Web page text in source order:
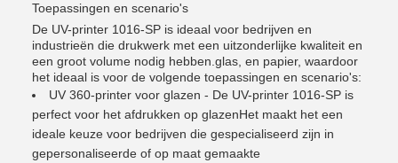
Toepassingen en scenario's
De UV-printer 1016-SP is ideaal voor bedrijven en
industrieën die drukwerk met een uitzonderlijke kwaliteit en
een groot volume nodig hebben.glas, en papier, waardoor
het ideaal is voor de volgende toepassingen en scenario's:
UV 360-printer voor glazen - De UV-printer 1016-SP is
perfect voor het afdrukken op glazenHet maakt het een
ideale keuze voor bedrijven die gespecialiseerd zijn in
gepersonaliseerde of op maat gemaakte